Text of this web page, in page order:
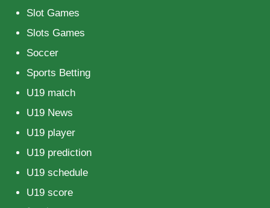
Slot Games
Slots Games
Soccer
Sports Betting
U19 match
U19 News
U19 player
U19 prediction
U19 schedule
U19 score